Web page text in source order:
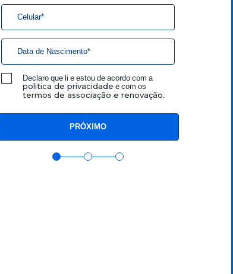
Declaro que li e estou de acordo com a
politica de privacidadee com os
termos de associação e renovação.